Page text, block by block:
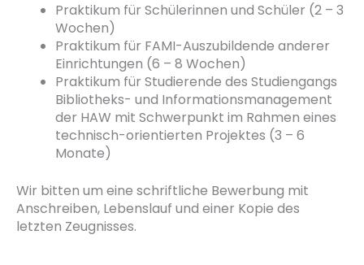
Praktikum für Schülerinnen und Schüler (2 – 3
Wochen)
Praktikum für FAMI-Auszubildende anderer
Einrichtungen (6 – 8 Wochen)
Praktikum für Studierende des Studiengangs
Bibliotheks- und Informationsmanagement
der HAW mit Schwerpunkt im Rahmen eines
technisch-orientierten Projektes (3 – 6
Monate)
Wir bitten um eine schriftliche Bewerbung mit
Anschreiben, Lebenslauf und einer Kopie des
letzten Zeugnisses.